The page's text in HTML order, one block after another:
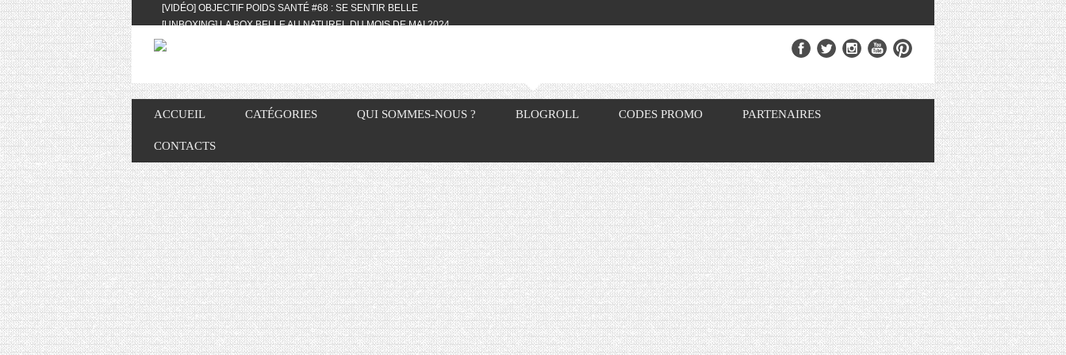
[VIDÉO] OBJECTIF POIDS SANTÉ #68 : SE SENTIR BELLE
[UNBOXING] LA BOX BELLE AU NATUREL DU MOIS DE MAI 2024
[VIDÉO] UNBOXING : LES MY LITTLE & BIOTYFULL BOX DU MOIS DE MAI 2024
[VIDÉO] QUITOQUE #10 : MEAL PREP & CONVIVIALITÉ
[VIDÉO] UNBOXING : LES MY LITTLE & BIOTYFULL BOX DU MOIS D’AVRIL
[VIDÉO] OBJECTIF POIDS SANTÉ #67 : L’AVIS DES AUTRES, CE N’EST QUE LA
[VIDÉO] UNBOXING : LES MY LITTLE & BIOTYFULL BOX DES MOIS DE
FÉVRIER ET MARS 2024 FEAT. AKILA
[VIDÉO] LA SÉLECTION DU MOIS #JANVIER2024
[VIDÉO] HELLOFRESH #34 : IDÉES RECETTES RISOTTO
ACCUEIL CATÉGORIES QUI SOMMES-NOUS ? BLOGROLL CODES PROMO PARTENAIRES
CONTACTS